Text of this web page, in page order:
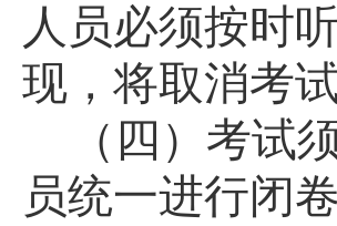
人员必须按时
现，将取消考试
（四）考试
员统一进行闭